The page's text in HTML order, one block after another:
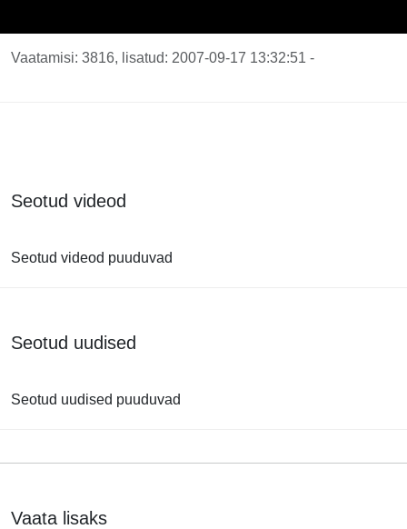
Vaatamisi: 3816, lisatud: 2007-09-17 13:32:51 -
Seotud videod
Seotud videod puuduvad
Seotud uudised
Seotud uudised puuduvad
Vaata lisaks